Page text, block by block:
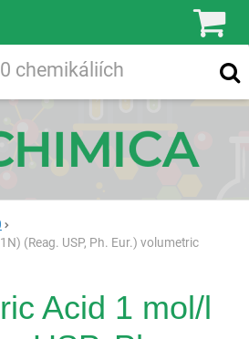
(Reag. USP, Ph. Eur.) volumetric
Acid 1 mol/l